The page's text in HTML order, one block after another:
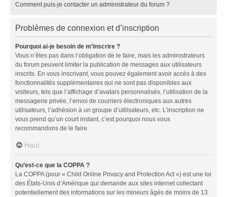
Comment puis-je contacter un administrateur du forum ?
Problèmes de connexion et d’inscription
Pourquoi ai-je besoin de m’inscrire ?
Vous n’êtes pas dans l’obligation de le faire, mais les administrateurs
du forum peuvent limiter la publication de messages aux utilisateurs
inscrits. En vous inscrivant, vous pouvez également avoir accès à des
fonctionnalités supplémentaires qui ne sont pas disponibles aux
visiteurs, tels que l’affichage d’avatars personnalisés, l’utilisation de la
messagerie privée, l’envoi de courriers électroniques aux autres
utilisateurs, l’adhésion à un groupe d’utilisateurs, etc. L’inscription ne
vous prend qu’un court instant, c’est pourquoi nous vous
recommandons de le faire.
Haut
Qu’est-ce que la COPPA ?
La COPPA (pour « Child Online Privacy and Protection Act ») est une loi
des États-Unis d’Amérique qui demande aux sites internet collectant
potentiellement des informations sur les mineurs âgés de moins de 13